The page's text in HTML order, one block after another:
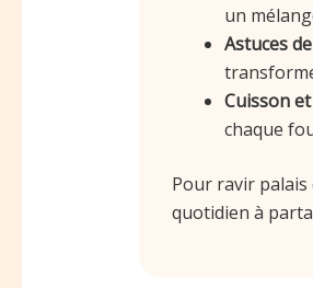
un
Astuces
Cuisson
chaque
Pour ravir
quotidien à